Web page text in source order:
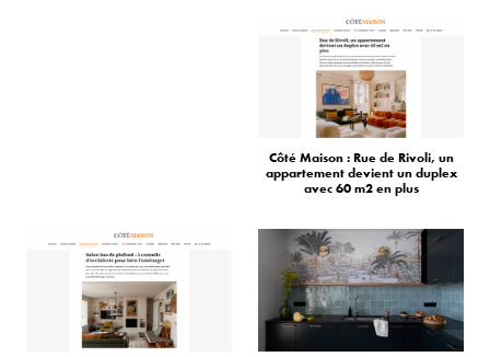
Côté Maison : Rue de Rivoli, un
appartement devient un duplex
avec 60 m2 en plus